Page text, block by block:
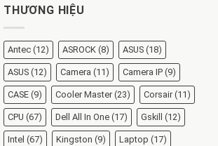
THƯƠNG HIỆU
Antec (12) ASROCK (8) ASUS (18)
ASUS (12) Camera (11) Camera IP (9)
CASE (9) Cooler Master (23) Corsair (11)
CPU (67) Dell All In One (17) Gskill (12)
Intel (67) Kingston (9) Laptop (17)